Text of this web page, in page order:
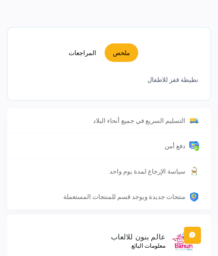
ملخص المراجعات
نطيطة قفز للاطفال
التسليم السريع في جميع أنحاء البلاد
دفع أمن
سياسة الإرجاع لمدة يوم واحد
منتجات جديدة ويوجد قسم للمنتجات المستعملة
عالم بنون للالعاب
معلومات البائع